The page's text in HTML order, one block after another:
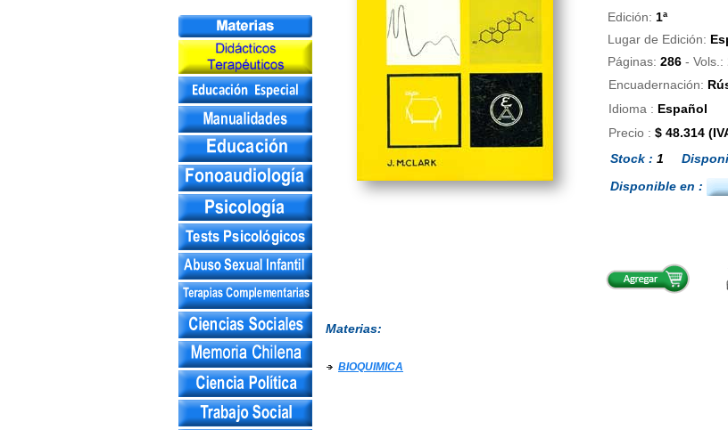
Edición: 1ª
Lugar de Edición:
Páginas: 286- Vols.:
Encuadernación:
Idioma : Español
Precio : $ 48.314
Stock : 1
Disponible en :
Materias:
BIOQUIMICA